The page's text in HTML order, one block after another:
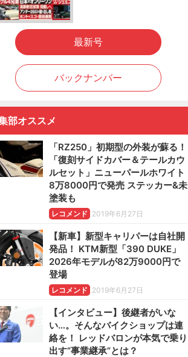
最新号
バックナンバー
部オススメ
「RZ250」初期型の外装が蘇る！
「復刻サイドカバー＆テールカウ
ルセット」ニューパールホワイト
8万8000円で発売 ステッカー&未
塗装も
レコメンド 2019年6月27日
【新車】新型キャリパーは自社開
発品！ KTM新型「390 DUKE」
2026年モデルが82万9000円で
登場
レコメンド 2019年6月27日
【インタビュー】後継者がいな
い…。そんなバイクショップは連
絡を！ レッドバロンが本気で乗り
出す“事業継承”とは？